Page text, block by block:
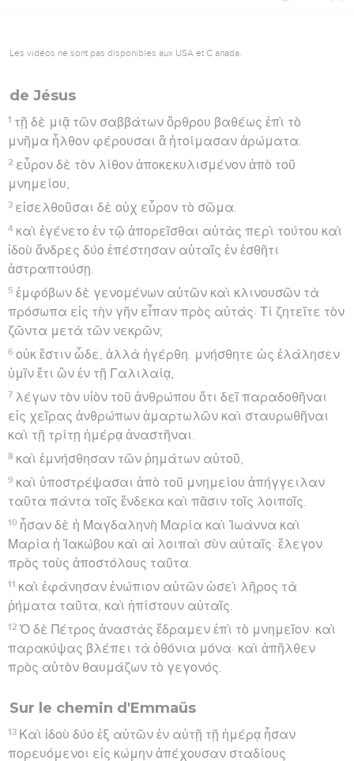
Les vidéos ne sont pas disponibles aux USA et C anada.
de Jésus
1 τῇ δὲ μιᾷ τῶν σαββάτων ὄρθρου βαθέως ἐπὶ τὸ
μνῆμα ἦλθον φέρουσαι ἃ ἡτοίμασαν ἀρώματα.
2 εὗρον δὲ τὸν λίθον ἀποκεκυλισμένον ἀπὸ τοῦ
μνημείου,
3 εἰσελθοῦσαι δὲ οὐχ εὗρον τὸ σῶμα.
4 καὶ ἐγένετο ἐν τῷ ἀπορεῖσθαι αὐτὰς περὶ τούτου καὶ
ἰδοὺ ἄνδρες δύο ἐπέστησαν αὐταῖς ἐν ἐσθῆτι
ἀστραπτούσῃ.
5 ἐμφόβων δὲ γενομένων αὐτῶν καὶ κλινουσῶν τὰ
πρόσωπα εἰς τὴν γῆν εἶπαν πρὸς αὐτάς· Τί ζητεῖτε τὸν
ζῶντα μετὰ τῶν νεκρῶν;
6 οὐκ ἔστιν ὧδε, ἀλλὰ ἠγέρθη. μνήσθητε ὡς ἐλάλησεν
ὑμῖν ἔτι ὢν ἐν τῇ Γαλιλαίᾳ,
7 λέγων τὸν υἱὸν τοῦ ἀνθρώπου ὅτι δεῖ παραδοθῆναι
εἰς χεῖρας ἀνθρώπων ἁμαρτωλῶν καὶ σταυρωθῆναι
καὶ τῇ τρίτῃ ἡμέρᾳ ἀναστῆναι.
8 καὶ ἐμνήσθησαν τῶν ῥημάτων αὐτοῦ,
9 καὶ ὑποστρέψασαι ἀπὸ τοῦ μνημείου ἀπήγγειλαν
ταῦτα πάντα τοῖς ἕνδεκα καὶ πᾶσιν τοῖς λοιποῖς.
10 ἦσαν δὲ ἡ Μαγδαληνὴ Μαρία καὶ Ἰωάννα καὶ
Μαρία ἡ Ἰακώβου καὶ αἱ λοιπαὶ σὺν αὐταῖς· ἔλεγον
πρὸς τοὺς ἀποστόλους ταῦτα.
11 καὶ ἐφάνησαν ἐνώπιον αὐτῶν ὡσεὶ λῆρος τὰ
ῥήματα ταῦτα, καὶ ἠπίστουν αὐταῖς.
12 Ὁ δὲ Πέτρος ἀναστὰς ἔδραμεν ἐπὶ τὸ μνημεῖον· καὶ
παρακύψας βλέπει τὰ ὀθόνια μόνα· καὶ ἀπῆλθεν
πρὸς αὑτὸν θαυμάζων τὸ γεγονός.
Sur le chemin d'Emmaüs
13 Καὶ ἰδοὺ δύο ἐξ αὐτῶν ἐν αὐτῇ τῇ ἡμέρᾳ ἦσαν
πορευόμενοι εἰς κώμην ἀπέχουσαν σταδίους